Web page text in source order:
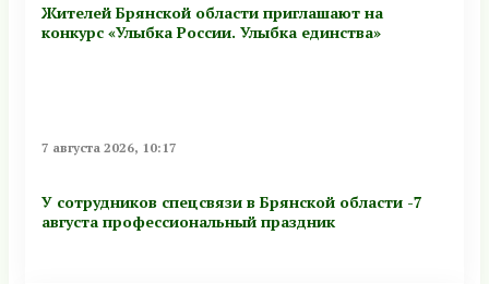
Жителей Брянской области приглашают на
конкурс «Улыбка России. Улыбка единства»
7 августа 2026, 10:17
У сотрудников спецсвязи в Брянской области -7
августа профессиональный праздник